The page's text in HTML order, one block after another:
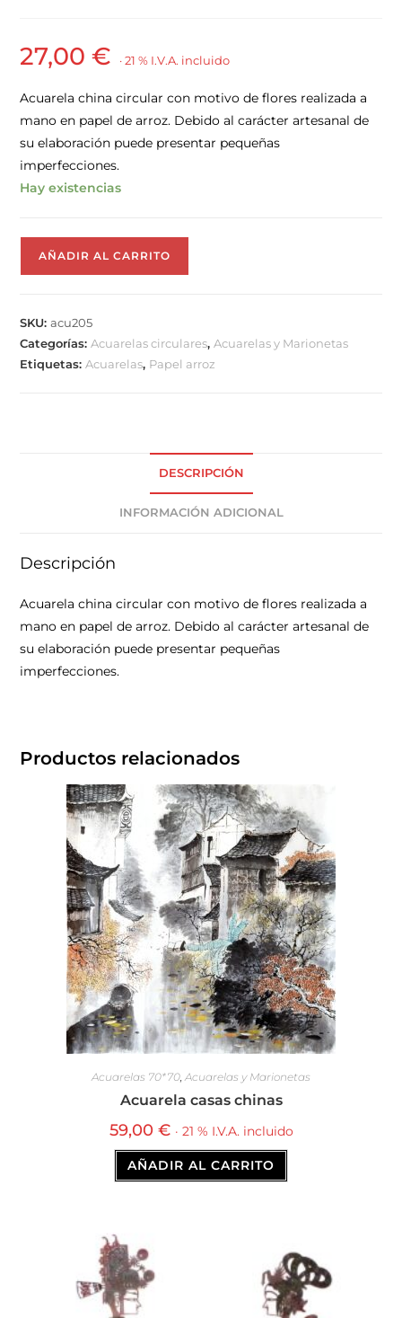
27,00€ · 21 % I.V.A. incluido
Acuarela china circular con motivo de flores realizada a
mano en papel de arroz. Debido al carácter artesanal de
su elaboración puede presentar pequeñas
imperfecciones.
Hay existencias
AÑADIR AL CARRITO
SKU:acu205
Categorías:Acuarelas circulares,Acuarelas y Marionetas
Etiquetas:Acuarelas, Papel arroz
DESCRIPCIÓN
INFORMACIÓN ADICIONAL
Descripción
Acuarela china circular con motivo de flores realizada a
mano en papel de arroz. Debido al carácter artesanal de
su elaboración puede presentar pequeñas
imperfecciones.
Productos relacionados
Acuarelas 70*70,Acuarelas y Marionetas
Acuarela casas chinas
59,00 € · 21 % I.V.A. incluido
AÑADIR AL CARRITO